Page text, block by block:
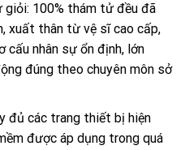
100% thám tử đều đã
xuất thân từ vệ sĩ cao cấp,
cấu nhân sự ổn định, lớn
đúng theo chuyên môn sở
đủ các trang thiết bị hiện
được áp dụng trong quá